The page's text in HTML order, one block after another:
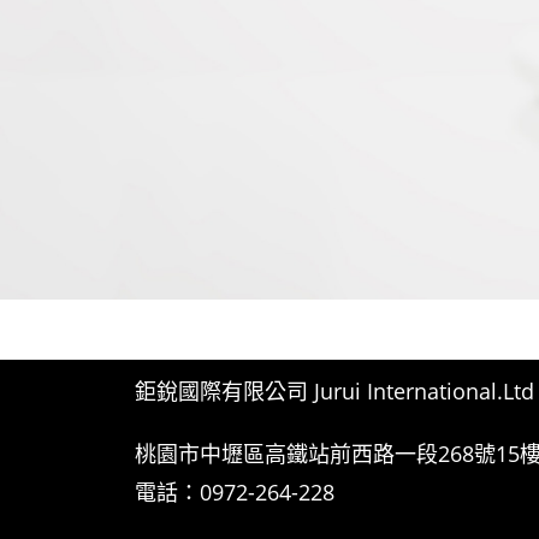
鉅銳國際有限公司 Jurui International.Ltd
桃園市中壢區高鐵站前西路一段268號15
電話：0972-264-228